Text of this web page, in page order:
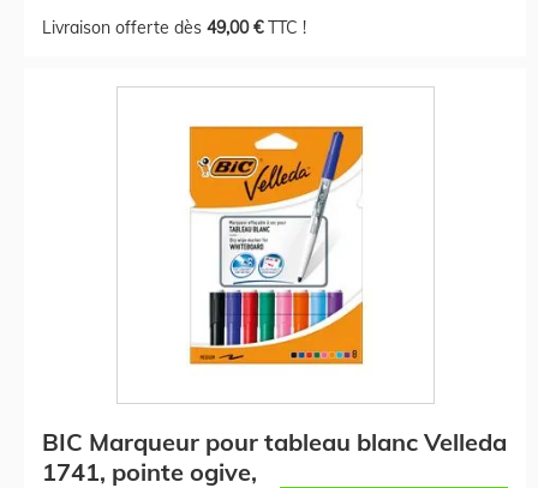
Livraison offerte dès 49,00 €TTC !
BIC Marqueur pour tableau blanc Velleda
1741, pointe ogive,